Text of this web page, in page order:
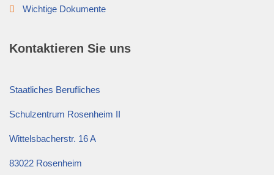
Wichtige Dokumente
Kontaktieren Sie uns
Staatliches Berufliches
Schulzentrum Rosenheim II
Wittelsbacherstr. 16 A
83022 Rosenheim